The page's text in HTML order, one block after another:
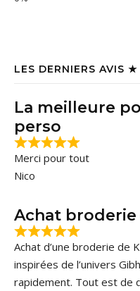
LES DERNIERS AVIS ★
La meilleure
perso
Merci pour tout
Nico
Achat
Achat d’une broderie de
inspirées de l’univers
rapidement. Tout est de